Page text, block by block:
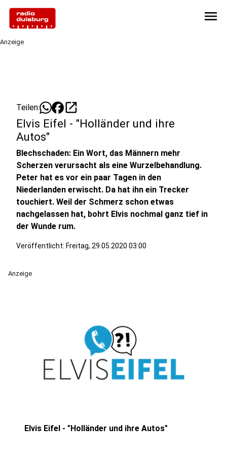
menu
Anzeige
Teilen: open_in_new
Elvis Eifel - "Holländer und ihre
Autos"
Blechschaden: Ein Wort, das Männern mehr
Scherzen verursacht als eine Wurzelbehandlung.
Peter hat es vor ein paar Tagen in den
Niederlanden erwischt. Da hat ihn ein Trecker
touchiert. Weil der Schmerz schon etwas
nachgelassen hat, bohrt Elvis nochmal ganz tief in
der Wunde rum.
Veröffentlicht: Freitag, 29.05.2020 03:00
Anzeige
Elvis Eifel - "Holländer und ihre Autos"